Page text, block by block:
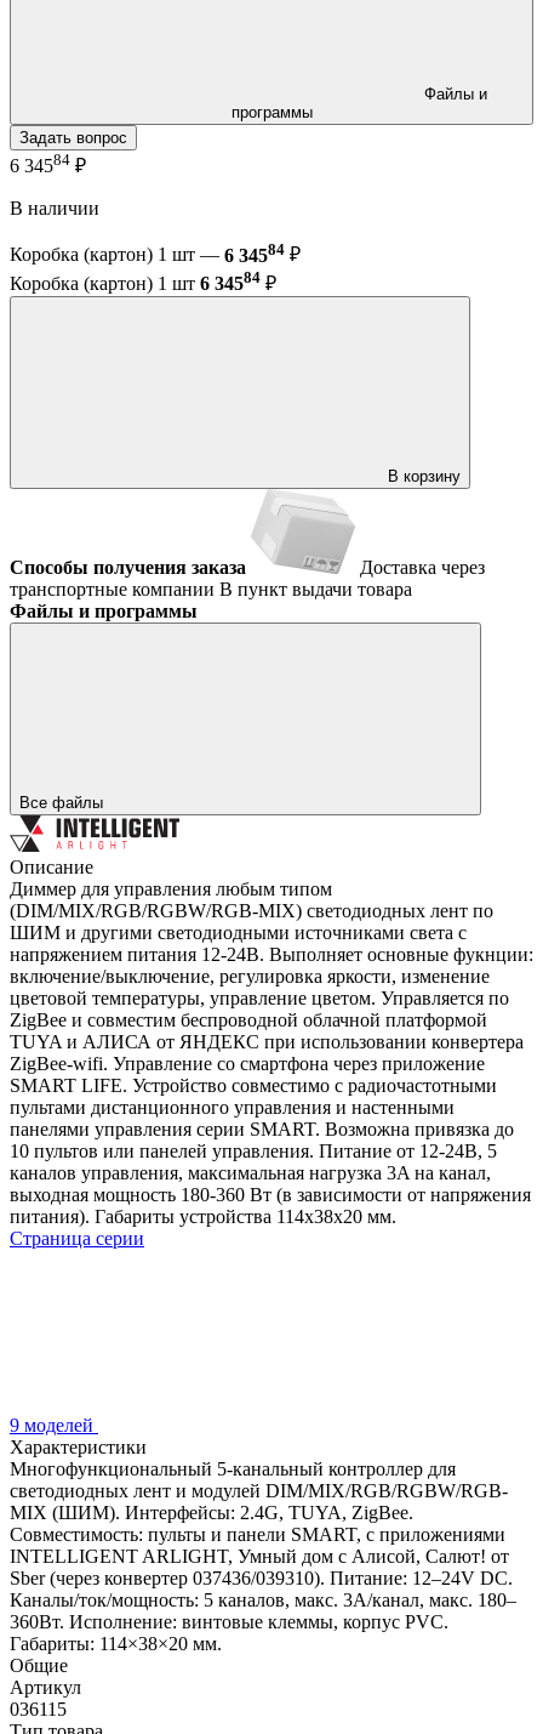
программы
Задать вопрос
6 34584 ₽
В наличии
Коробка (картон) 1 шт — 6 34584 ₽
Коробка (картон) 1 шт 6 34584 ₽
В корзину
Способы получения заказа
Доставка через
транспортные компании В пункт выдачи товара
Файлы и программы
Все файлы
Описание
Диммер для управления любым типом
(DIM/MIX/RGB/RGBW/RGB-MIX) светодиодных лент по
ШИМ и другими светодиодными источниками света с
напряжением питания 12-24В. Выполняет основные фукнции:
включение/выключение, регулировка яркости, изменение
цветовой температуры, управление цветом. Управляется по
ZigBee и совместим беспроводной облачной платформой
TUYA и АЛИСА от ЯНДЕКС при использовании конвертера
ZigBee-wifi. Управление со смартфона через приложение
SMART LIFE. Устройство совместимо с радиочастотными
пультами дистанционного управления и настенными
панелями управления серии SMART. Возможна привязка до
10 пультов или панелей управления. Питание от 12-24В, 5
каналов управления, максимальная нагрузка 3A на канал,
выходная мощность 180-360 Вт (в зависимости от напряжения
питания). Габариты устройства 114x38x20 мм.
Страница серии
9 моделей
Характеристики
Многофункциональный 5-канальный контроллер для
светодиодных лент и модулей DIM/MIX/RGB/RGBW/RGB-
MIX (ШИМ). Интерфейсы: 2.4G, TUYA, ZigBee.
Совместимость: пульты и панели SMART, с приложениями
INTELLIGENT ARLIGHT, Умный дом с Алисой, Салют! от
Sber (через конвертер 037436/039310). Питание: 12–24V DC.
Каналы/ток/мощность: 5 каналов, макс. 3А/канал, макс. 180–
360Вт. Исполнение: винтовые клеммы, корпус PVC.
Габариты: 114×38×20 мм.
Общие
Артикул
036115